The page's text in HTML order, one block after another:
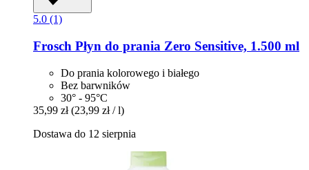
5.0 (1)
Frosch Płyn do prania Zero Sensitive, 1.500 ml
Do prania kolorowego i białego
Bez barwników
30° - 95°C
35,99 zł (23,99 zł / l)
Dostawa do 12 sierpnia